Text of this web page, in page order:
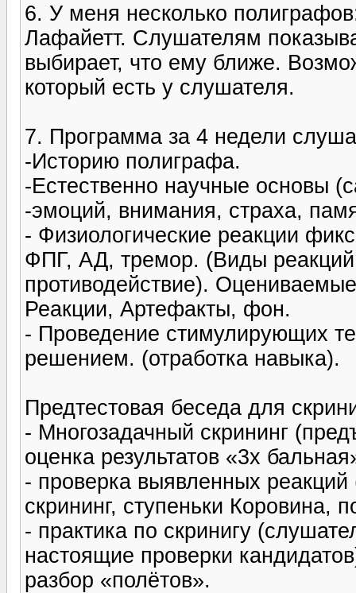
6. У меня несколько
Лафайетт. Слушателям
выбирает, что ему ближе.
который есть у слушателя.
7. Программа за 4 недели
-Историю полиграфа.
-Естественно научные основы
-эмоций, внимания, страха,
- Физиологические реакции
ФПГ, АД, тремор. (Виды
противодействие).
Реакции, Артефакты, фон.
- Проведение стимулирующих
решением. (отработка навыка).
Предтестовая беседа для
- Многозадачный скрининг
оценка результатов «3х
- проверка выявленных
скрининг, ступеньки Коровина,
- практика по скринигу
настоящие проверки
разбор «полётов».